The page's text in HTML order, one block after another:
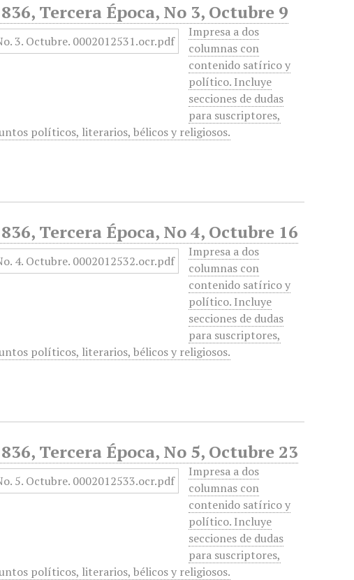
Tercera Época, No 3, Octubre 9
Impresa a dos
columnas con
contenido satírico y
político. Incluye
secciones de dudas
para suscriptores,
políticos, literarios, bélicos y religiosos.
Tercera Época, No 4, Octubre 16
Impresa a dos
columnas con
contenido satírico y
político. Incluye
secciones de dudas
para suscriptores,
políticos, literarios, bélicos y religiosos.
Tercera Época, No 5, Octubre 23
Impresa a dos
columnas con
contenido satírico y
político. Incluye
secciones de dudas
para suscriptores,
políticos, literarios, bélicos y religiosos.